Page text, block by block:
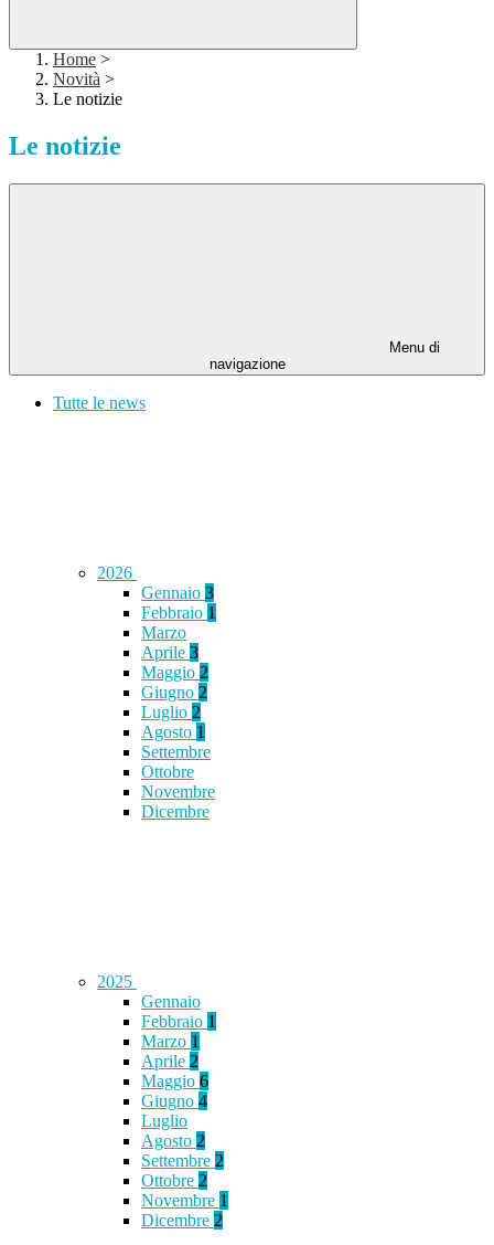
Home >
Novità >
Le notizie
Le notizie
Menu di
navigazione
Tutte le news
2026
Gennaio 3
Febbraio 1
Marzo
Aprile 3
Maggio 2
Giugno 2
Luglio 2
Agosto 1
Settembre
Ottobre
Novembre
Dicembre
2025
Gennaio
Febbraio 1
Marzo 1
Aprile 2
Maggio 6
Giugno 4
Luglio
Agosto 2
Settembre 2
Ottobre 2
Novembre 1
Dicembre 2